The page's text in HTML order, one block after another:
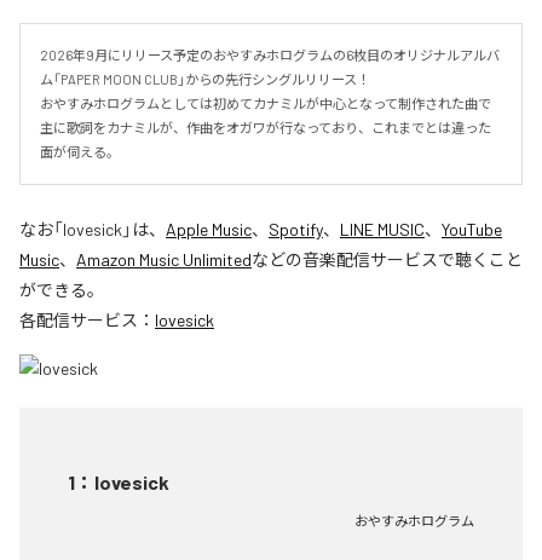
2026年9月にリリース予定のおやすみホログラムの6枚目のオリジナルアルバ
ム「PAPER MOON CLUB」からの先行シングルリリース！
おやすみホログラムとしては初めてカナミルが中心となって制作された曲で
主に歌詞をカナミルが、作曲をオガワが行なっており、これまでとは違った
面が伺える。
なお「lovesick 」は、 Apple Music、 Spotify、 LINE MUSIC、 YouTube
Music、 Amazon Music Unlimitedなどの音楽配信サービスで聴くこと
ができる。
各配信サービス： lovesick
1 ： lovesick
おやすみホログラム